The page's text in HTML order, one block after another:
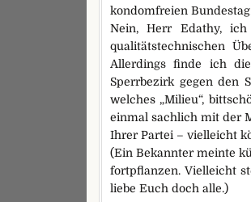
kondomfreien
Nein, Herr Edathy,
qualitätstechnischen
Allerdings finde ich
Sperrbezirk gegen den
welches „Milieu“,
einmal sachlich mit der
Ihrer Partei – vielleicht
(Ein Bekannter meinte
fortpflanzen. Vielleicht
liebe Euch doch alle.)